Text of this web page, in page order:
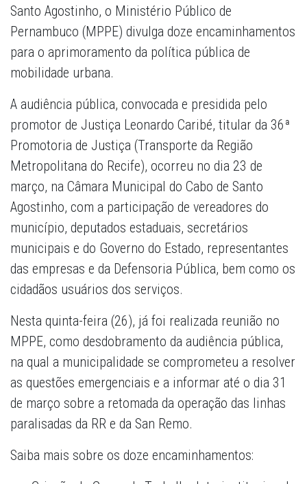
Santo Agostinho, o Ministério Público de
Pernambuco (MPPE) divulga doze encaminhamentos
para o aprimoramento da política pública de
mobilidade urbana.
A audiência pública, convocada e presidida pelo
promotor de Justiça Leonardo Caribé, titular da 36ª
Promotoria de Justiça (Transporte da Região
Metropolitana do Recife), ocorreu no dia 23 de
março, na Câmara Municipal do Cabo de Santo
Agostinho, com a participação de vereadores do
município, deputados estaduais, secretários
municipais e do Governo do Estado, representantes
das empresas e da Defensoria Pública, bem como os
cidadãos usuários dos serviços.
Nesta quinta-feira (26), já foi realizada reunião no
MPPE, como desdobramento da audiência pública,
na qual a municipalidade se comprometeu a resolver
as questões emergenciais e a informar até o dia 31
de março sobre a retomada da operação das linhas
paralisadas da RR e da San Remo.
Saiba mais sobre os doze encaminhamentos: